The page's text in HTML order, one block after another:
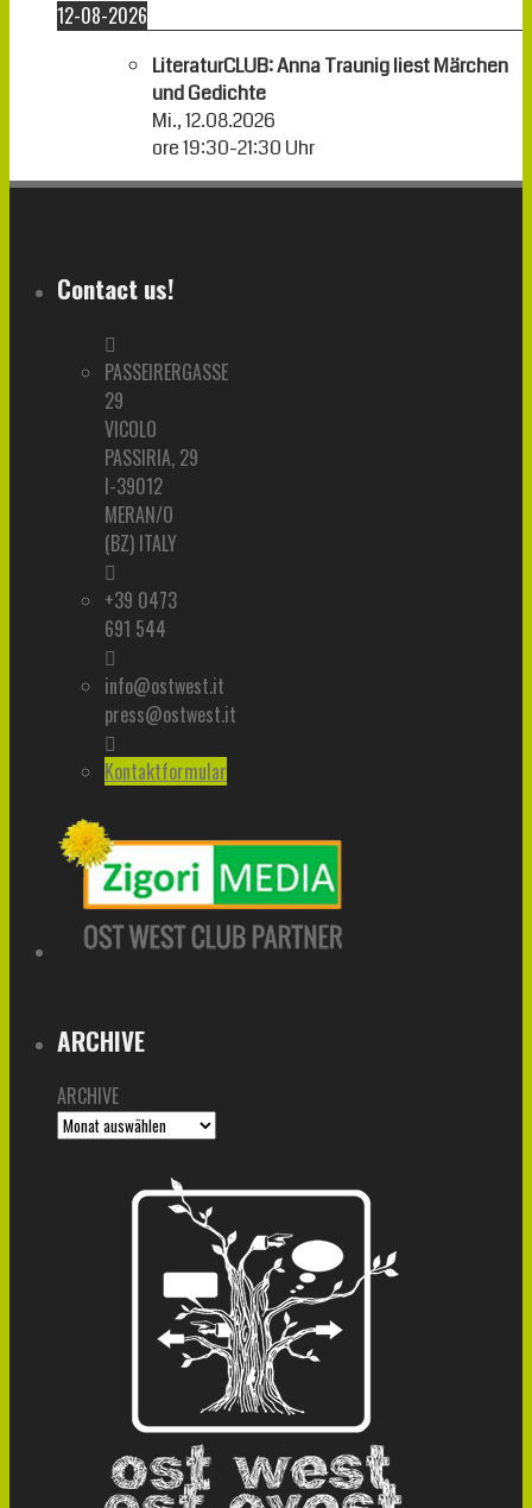
12-08-2026
LiteraturCLUB: Anna Traunig liest Märchen
und Gedichte
Mi., 12.08.2026
ore19:30-21:30 Uhr
Contact us!
PASSEIRERGASSE
29
VICOLO
PASSIRIA, 29
I-39012
MERAN/O
(BZ) ITALY
+39 0473
691 544
info@ostwest.it
press@ostwest.it
Kontaktformular
ARCHIVE
ARCHIVE